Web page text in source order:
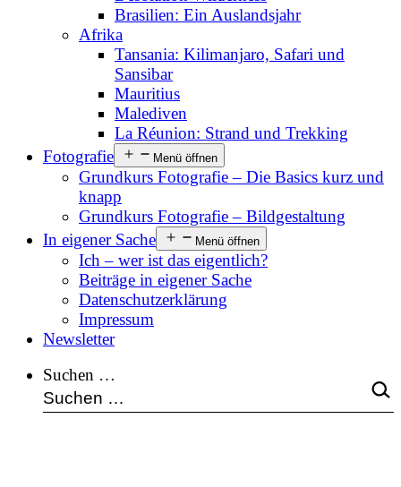
Brasilien: Ein Auslandsjahr
Afrika
Tansania: Kilimanjaro, Safari und
Sansibar
Mauritius
Malediven
La Réunion: Strand und Trekking
Fotografie
Menü öffnen
Grundkurs Fotografie – Die Basics kurz und
knapp
Grundkurs Fotografie – Bildgestaltung
In eigener Sache
Menü öffnen
Ich – wer ist das eigentlich?
Beiträge in eigener Sache
Datenschutzerklärung
Impressum
Newsletter
Suchen …